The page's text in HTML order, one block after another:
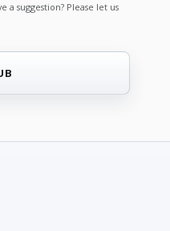
a suggestion? Please let us